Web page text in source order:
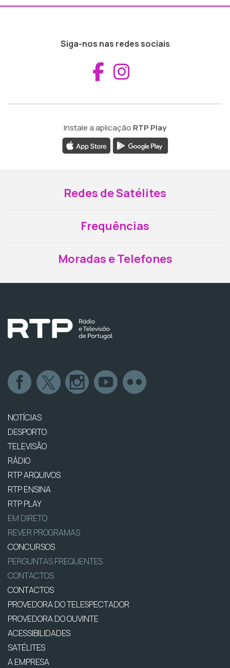
Siga-nos nas redes sociais
Aceder ao
Instale a aplicação RTP Play
Redes de Satélites
Frequências
Moradas e Telefones
NOTÍCIAS
DESPORTO
TELEVISÃO
RÁDIO
RTP ARQUIVOS
RTP ENSINA
RTP PLAY
EM DIRETO
REVER PROGRAMAS
CONCURSOS
PERGUNTAS FREQUENTES
CONTACTOS
CONTACTOS
PROVEDORA DO TELESPECTADOR
PROVEDORA DO OUVINTE
ACESSIBILIDADES
SATÉLITES
A EMPRESA